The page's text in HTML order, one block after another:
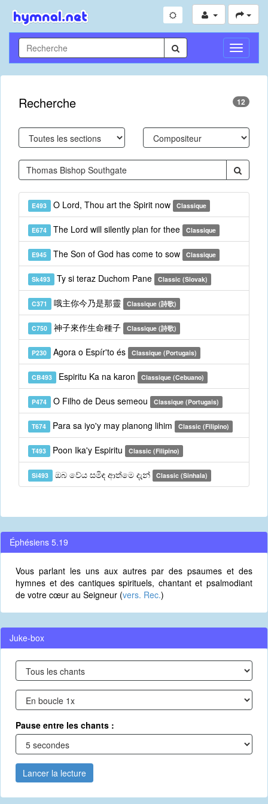
Toggle
Recherche 12
E493 O Lord, Thou art the Spirit now Classique
E674 The Lord will silently plan for thee Classique
E945 The Son of God has come to sow Classique
Sk493 Ty si teraz Duchom Pane Classic (Slovak)
C371 哦主你今乃是那靈 Classique (詩歌)
C750 神子來作生命種子 Classique (詩歌)
P230 Agora o Espír'to és Classique (Portugais)
CB493 Espiritu Ka na karon Classique (Cebuano)
P474 O Filho de Deus semeou Classique (Portugais)
T674 Para sa iyo'y may planong lihim Classic (Filipino)
T493 Poon Ika'y Espiritu Classic (Filipino)
Si493 ඔබ වේය සමිඳ ආත්මෙ දැන් Classic (Sinhala)
Éphésiens 5.19
Vous parlant les uns aux autres par des psaumes et des
hymnes et des cantiques spirituels, chantant et psalmodiant
de votre cœur au Seigneur (vers. Rec.)
Juke-box
Pause entre les chants :
Lancer la lecture